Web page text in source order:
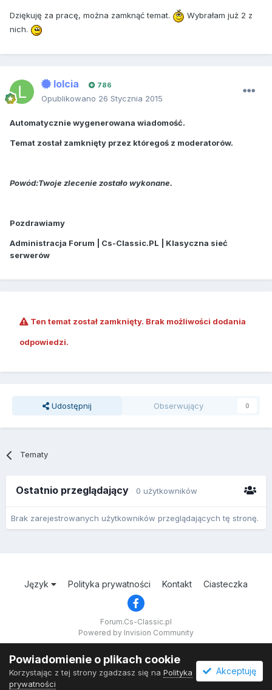
Dziękuję za pracę, można zamknąć temat.
Wybrałam już 2 z
nich.
lolcia 786
Opublikowano 26 Stycznia 2015
Automatycznie wygenerowana wiadomość.
Temat został zamknięty przez któregoś z moderatorów.
Powód:Twoje zlecenie zostało wykonane.
Pozdrawiamy
Administracja Forum | Cs-Classic.PL | Klasyczna sieć
serwerów
Ten temat został zamknięty. Brak możliwości dodania
odpowiedzi.
Udostępnij Obserwujący 0
Tematy
Ostatnio przeglądający 0 użytkowników
Brak zarejestrowanych użytkowników przeglądających tę stronę.
Język Polityka prywatności Kontakt Ciasteczka
Forum.Cs-Classic.pl
Powered by Invision Community
Powiadomienie o plikach cookie
Korzystając z tej strony zgadzasz się na Polityka
prywatności
Akceptuję